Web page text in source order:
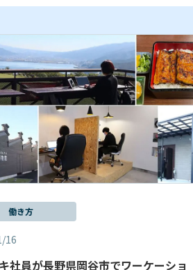
働き方
16
社員が長野県岡谷市でワーケーショ